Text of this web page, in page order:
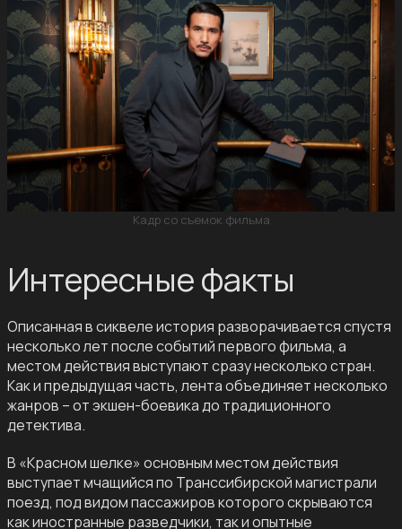
Кадр со съемок фильма
Интересные факты
Описанная в сиквеле история разворачивается спустя
несколько лет после событий первого фильма, а
местом действия выступают сразу несколько стран.
Как и предыдущая часть, лента объединяет несколько
жанров – от экшен-боевика до традиционного
детектива.
В «Красном шелке» основным местом действия
выступает мчащийся по Транссибирской магистрали
поезд, под видом пассажиров которого скрываются
как иностранные разведчики, так и опытные